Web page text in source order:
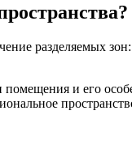
разделяемых
и его